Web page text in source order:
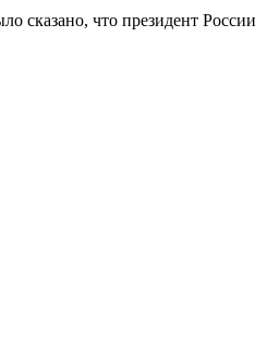
сказано, что президент России